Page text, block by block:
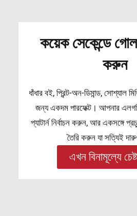
কয়েক সেকেন্ডে
করুন
ধাঁধার বই, প্রিন্ট-অন-ডিমান্ড, সোশ্যাল
জন্য একদম পারফেক্ট। আপনার
প্যাটার্ন নির্বাচন করুন, আর একসঙ্গে
তৈরি করুন যা সত্যিই
এখন বিনামূল্যে